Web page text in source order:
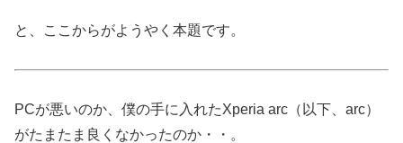
と、ここからがようやく本題です。
PCが悪いのか、僕の手に入れたXperia arc（以下、arc）
がたまたま良くなかったのか・・。